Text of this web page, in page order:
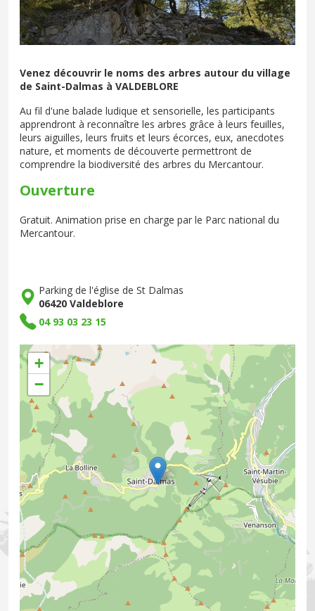
Venez découvrir le noms des arbres autour du village
de Saint-Dalmas à VALDEBLORE
Au fil d'une balade ludique et sensorielle, les participants
apprendront à reconnaître les arbres grâce à leurs feuilles,
leurs aiguilles, leurs fruits et leurs écorces, eux, anecdotes
nature, et moments de découverte permettront de
comprendre la biodiversité des arbres du Mercantour.
Ouverture
Gratuit. Animation prise en charge par le Parc national du
Mercantour.
Parking de l'église de St Dalmas
06420 Valdeblore
04 93 03 23 15
+
−